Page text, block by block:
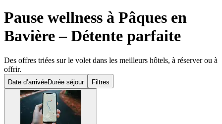
Pause wellness à Pâques en
Bavière – Détente parfaite
Des offres triées sur le volet dans les meilleurs hôtels, à réserver ou à
offrir.
Date d’arrivéeDurée séjour Filtres